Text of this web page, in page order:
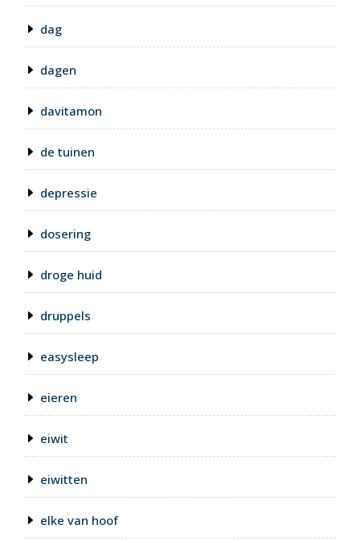
dag
dagen
davitamon
de tuinen
depressie
dosering
droge huid
druppels
easysleep
eieren
eiwit
eiwitten
elke van hoof